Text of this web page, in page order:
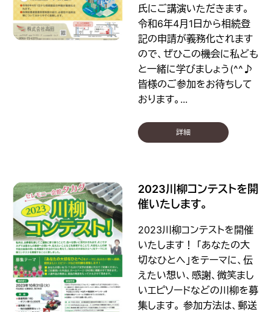
氏にご講演いただきます。
令和6年4月1日から相続登
記の申請が義務化されます
ので、ぜひこの機会に私ども
と一緒に学びましょう(^^♪
皆様のご参加をお待ちして
おります。...
詳細
2023川柳コンテストを開
催いたします。
2023川柳コンテストを開催
いたします！ 「あなたの大
切なひとへ」をテーマに、伝
えたい想い、感謝、微笑まし
いエピソードなどの川柳を募
集します。 参加方法は、郵送